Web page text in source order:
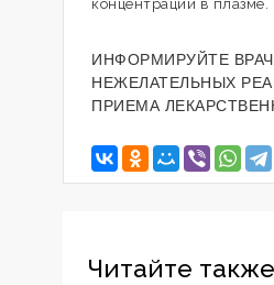
концентрации в плазме.
ИНФОРМИРУЙТЕ
НЕЖЕЛАТЕЛЬНЫХ
ПРИЕМА
Читайте также